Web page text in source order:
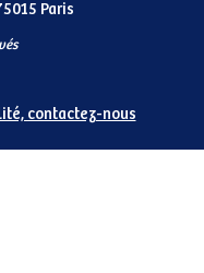
Paris
contactez-nous